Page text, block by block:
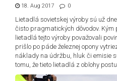
18. Aug 2017 0
Lietadlá sovietskej výroby sú už
čisto pragmatických dôvodov. Kým
lietadlá tejto výroby považovali
prišlo po páde železnej opony
náklady na údržbu, hluk či emisie
tomu, že tieto lietadlá z oblohy